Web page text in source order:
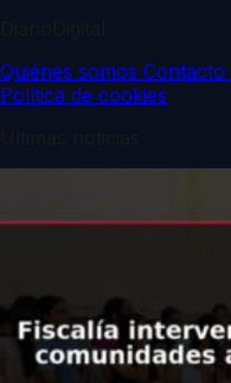
Quiénes somos Contacto
Política de cookies